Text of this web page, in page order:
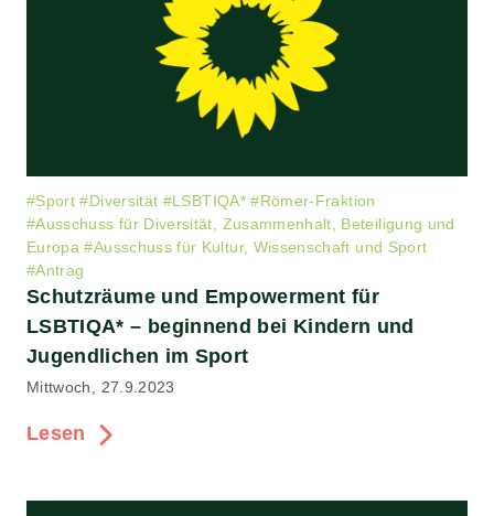
#Sport #Diversität #LSBTIQA* #Römer-Fraktion
#Ausschuss für Diversität, Zusammenhalt, Beteiligung und
Europa #Ausschuss für Kultur, Wissenschaft und Sport
#Antrag
Schutzräume und Empowerment für
LSBTIQA* – beginnend bei Kindern und
Jugendlichen im Sport
Mittwoch, 27.9.2023
Lesen